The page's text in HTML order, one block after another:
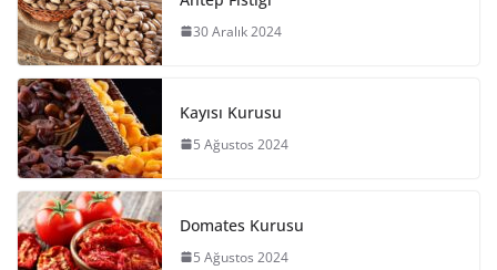
30 Aralık 2024
Kayısı Kurusu
5 Ağustos 2024
Domates Kurusu
5 Ağustos 2024